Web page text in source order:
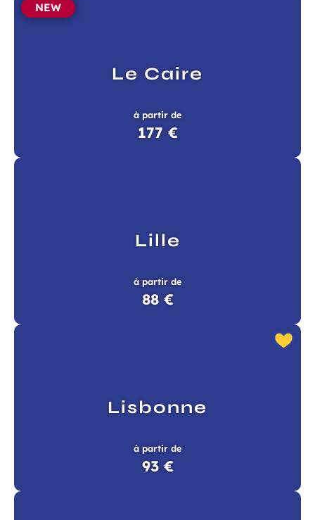
Le Caire
NEW
à partir de
177 €
Lille
à partir de
88 €
Lisbonne
à partir de
93 €